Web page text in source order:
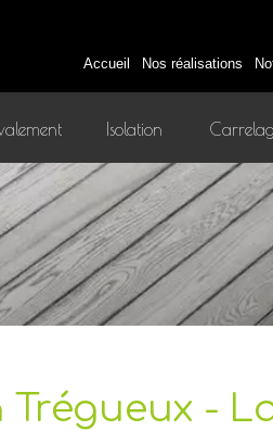
Isolation
Accueil Nos réalisations
Trégueux -